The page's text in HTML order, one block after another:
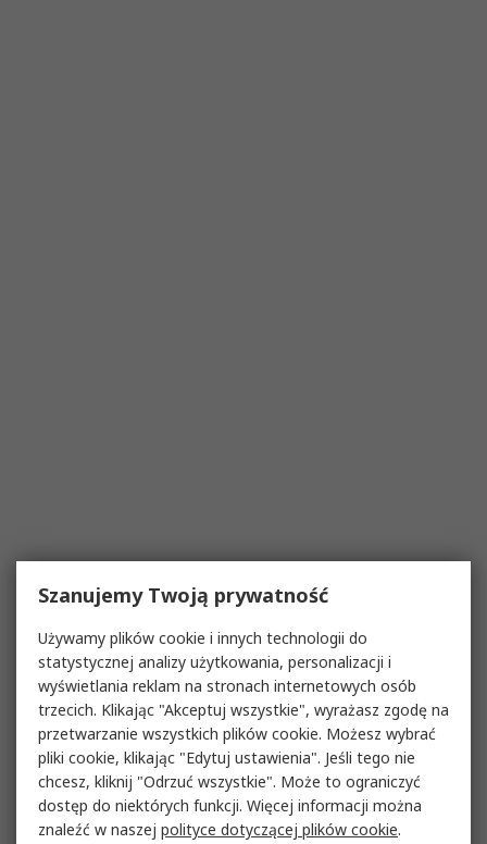
Szanujemy Twoją prywatność
Używamy plików cookie i innych technologii do
statystycznej analizy użytkowania, personalizacji i
wyświetlania reklam na stronach internetowych osób
trzecich. Klikając "Akceptuj wszystkie", wyrażasz zgodę na
przetwarzanie wszystkich plików cookie. Możesz wybrać
pliki cookie, klikając "Edytuj ustawienia". Jeśli tego nie
chcesz, kliknij "Odrzuć wszystkie". Może to ograniczyć
dostęp do niektórych funkcji. Więcej informacji można
znaleźć w naszej polityce dotyczącej plików cookie.